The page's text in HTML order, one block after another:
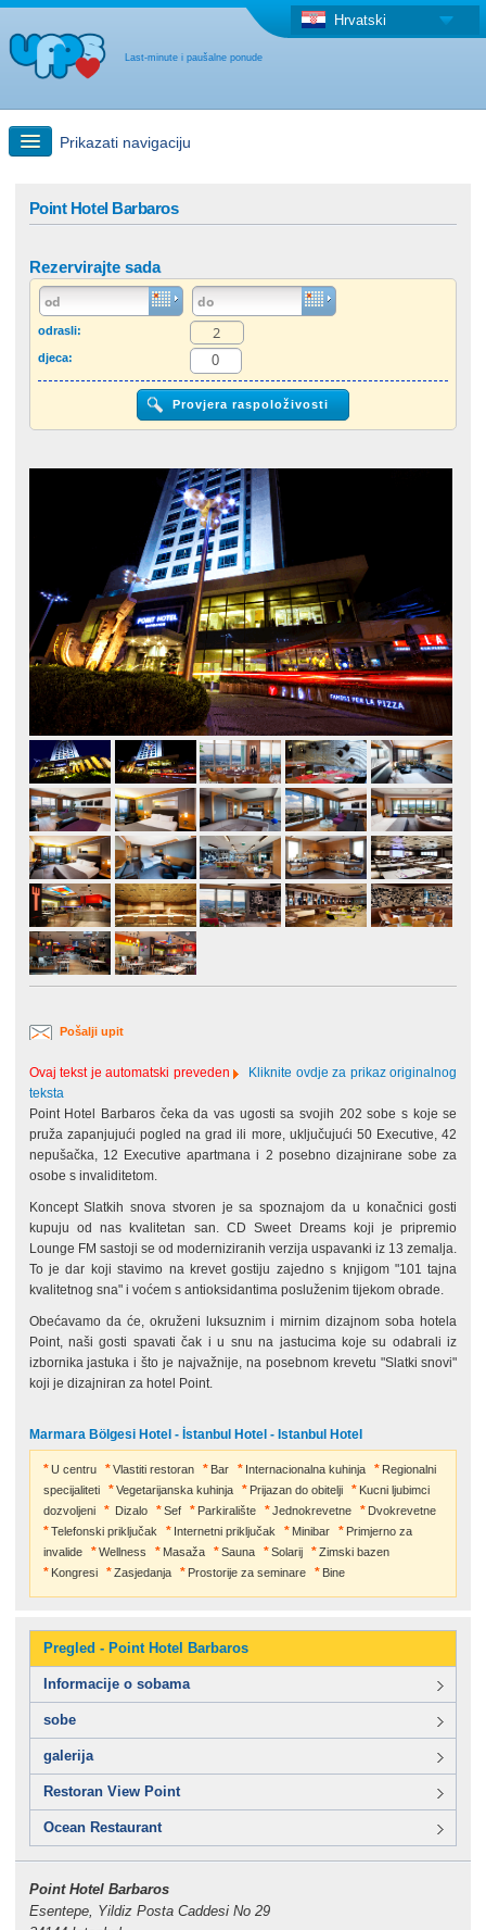
Last-minute i paušalne ponude
Hrvatski
Prikazati navigaciju
"Last Minute"ponuda + Paušalna ponuda
Druga država
Point Hotel Barbaros
Rezervirajte sada
odrasli:
djeca:
Pošalji upit
Ovaj tekst je automatski preveden
Kliknite ovdje za prikaz originalnog
teksta
Point Hotel Barbaros čeka da vas ugosti sa svojih 202 sobe s koje se
pruža zapanjujući pogled na grad ili more, uključujući 50 Executive, 42
nepušačka, 12 Executive apartmana i 2 posebno dizajnirane sobe za
osobe s invaliditetom.
Koncept Slatkih snova stvoren je sa spoznajom da u konačnici gosti
kupuju od nas kvalitetan san. CD Sweet Dreams koji je pripremio
Lounge FM sastoji se od moderniziranih verzija uspavanki iz 13 zemalja.
To je dar koji stavimo na krevet gostiju zajedno s knjigom "101 tajna
kvalitetnog sna" i voćem s antioksidantima posluženim tijekom obrade.
Obećavamo da će, okruženi luksuznim i mirnim dizajnom soba hotela
Point, naši gosti spavati čak i u snu na jastucima koje su odabrali iz
izbornika jastuka i što je najvažnije, na posebnom krevetu "Slatki snovi"
koji je dizajniran za hotel Point.
Marmara Bölgesi Hotel - İstanbul Hotel - Istanbul Hotel
U centru Vlastiti restoran Bar Internacionalna kuhinja
Regionalni
specijaliteti
Vegetarijanska kuhinja Prijazan do obitelji
Kucni ljubimci
dozvoljeni
Dizalo Sef Parkiralište Jednokrevetne
Dvokrevetne
Telefonski priključak
Internetni priključak Minibar
Primjerno za
invalide
Wellness Masaža Sauna Solarij
Zimski bazen
Kongresi
Zasjedanja Prostorije za seminare Bine
Pregled - Point Hotel Barbaros
Informacije o sobama
sobe
galerija
Restoran View Point
Ocean Restaurant
Point Hotel Barbaros
Esentepe, Yildiz Posta Caddesi No 29